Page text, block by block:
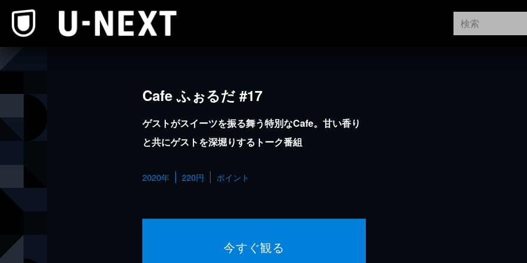
Cafe ふぉるだ #17
ゲストがスイーツを振る舞う特別なCafe。甘い香り
と共にゲストを深堀りするトーク番組
2020年 220円 ポイント
今すぐ観る